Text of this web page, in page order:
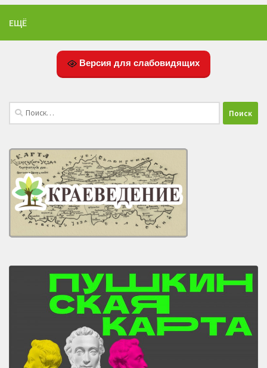
ЕЩЁ
Версия для слабовидящих
Найти: